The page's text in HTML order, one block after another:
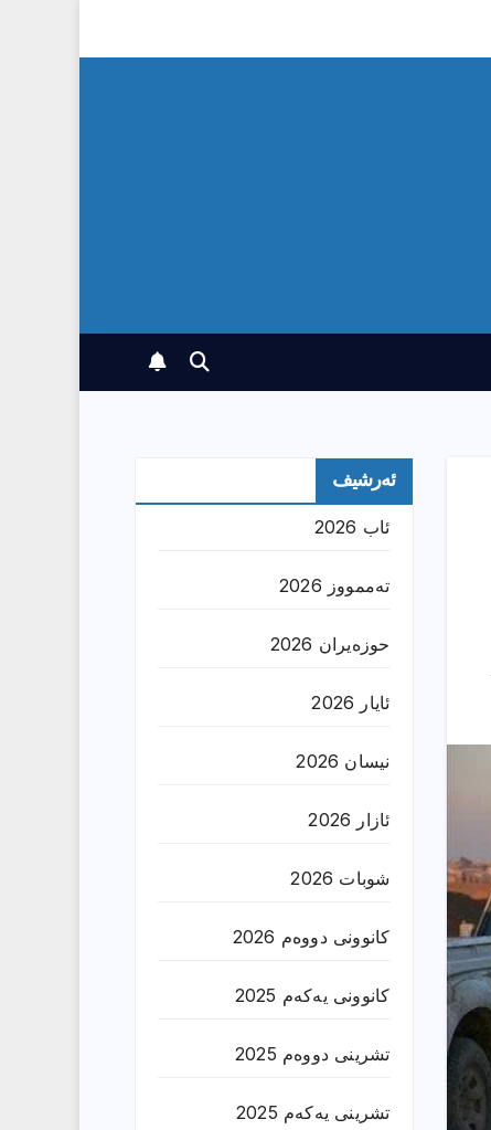
ئەرشیف
ئاب 2026
تەممووز 2026
حوزه‌یران 2026
ئایار 2026
نیسان 2026
ئازار 2026
شوبات 2026
کانوونی دووەم 2026
کانوونی یەکەم 2025
تشرینی دووەم 2025
تشرینی یەکەم 2025